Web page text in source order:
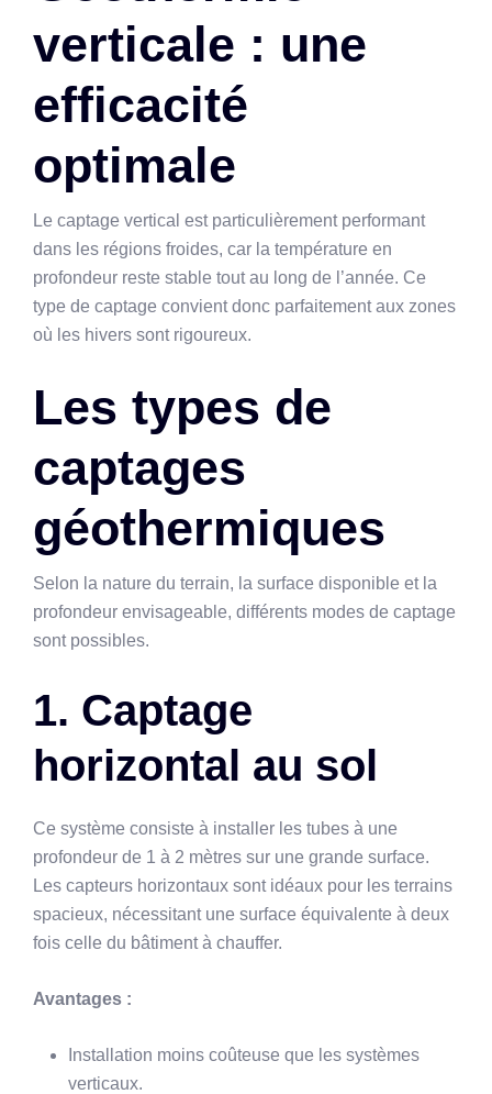
verticale : une
efficacité
optimale
Le captage vertical est particulièrement performant
dans les régions froides, car la température en
profondeur reste stable tout au long de l’année. Ce
type de captage convient donc parfaitement aux zones
où les hivers sont rigoureux.
Les types de
captages
géothermiques
Selon la nature du terrain, la surface disponible et la
profondeur envisageable, différents modes de captage
sont possibles.
1. Captage
horizontal au sol
Ce système consiste à installer les tubes à une
profondeur de 1 à 2 mètres sur une grande surface.
Les capteurs horizontaux sont idéaux pour les terrains
spacieux, nécessitant une surface équivalente à deux
fois celle du bâtiment à chauffer.
Avantages :
Installation moins coûteuse que les systèmes
verticaux.